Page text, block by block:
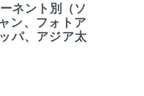
ネント別（ソ
ン、フォトア
パ、アジア太